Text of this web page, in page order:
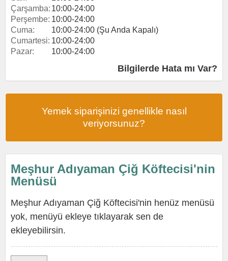
Çarşamba: 10:00-24:00
Perşembe: 10:00-24:00
Cuma:
10:00-24:00 (Şu Anda Kapalı)
Cumartesi: 10:00-24:00
Pazar:
10:00-24:00
Bilgilerde Hata mı Var?
Yemek siparişinizi genellikle nasıl
veriyorsunuz?
Meşhur Adıyaman Çiğ Köftecisi'nin
Menüsü
Meşhur Adıyaman Çiğ Köftecisi'nin henüz menüsü
yok, menüyü ekleye tıklayarak sen de
ekleyebilirsin.